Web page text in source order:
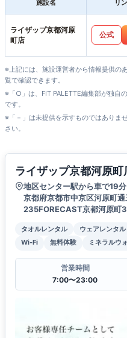
施設名 リ
ライザップ京都河原
町店
公式
※上記には、施設運営者から情報提供の
覧で確認できます。
※「○」は、FIT PALETTE編集部が独自
です。
※「－」は未提供を示すものではありま
さい。
ライザップ京都河原町
地区センター駅から車で19分
京都府京都市中京区河原町
235FORECAST京都河原町
タオルレンタル ウェアレンタル
Wi-Fi
無料体験 ミネラルウ
営業時間
7:00〜23:00